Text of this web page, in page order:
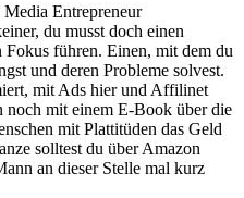
Entrepreneur
du musst doch einen
führen. Einen, mit dem du
und deren Probleme solvest.
mit Ads hier und Affilinet
noch mit einem E-Book über die
mit Plattitüden das Geld
solltest du über Amazon
an dieser Stelle mal kurz